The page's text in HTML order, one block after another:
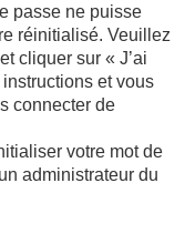
passe ne puisse
réinitialisé. Veuillez
cliquer sur « J’ai
et vous
connecter de
votre mot de
administrateur du